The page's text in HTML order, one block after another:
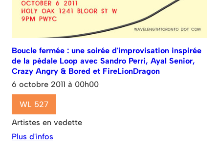
Boucle fermée : une soirée d'improvisation inspirée
de la pédale Loop avec Sandro Perri, Ayal Senior,
Crazy Angry & Bored et FireLionDragon
6 octobre 2011 à 00h00
WL 527
Artistes en vedette
Plus d'infos